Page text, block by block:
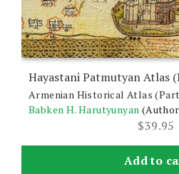
Hayastani Patmutyan Atlas
Armenian Historical Atlas
Babken H. Harutyunyan
$39.95
Add to